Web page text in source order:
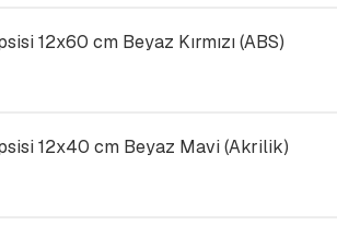
12x60 cm Beyaz Kırmızı (ABS)
12x40 cm Beyaz Mavi (Akrilik)